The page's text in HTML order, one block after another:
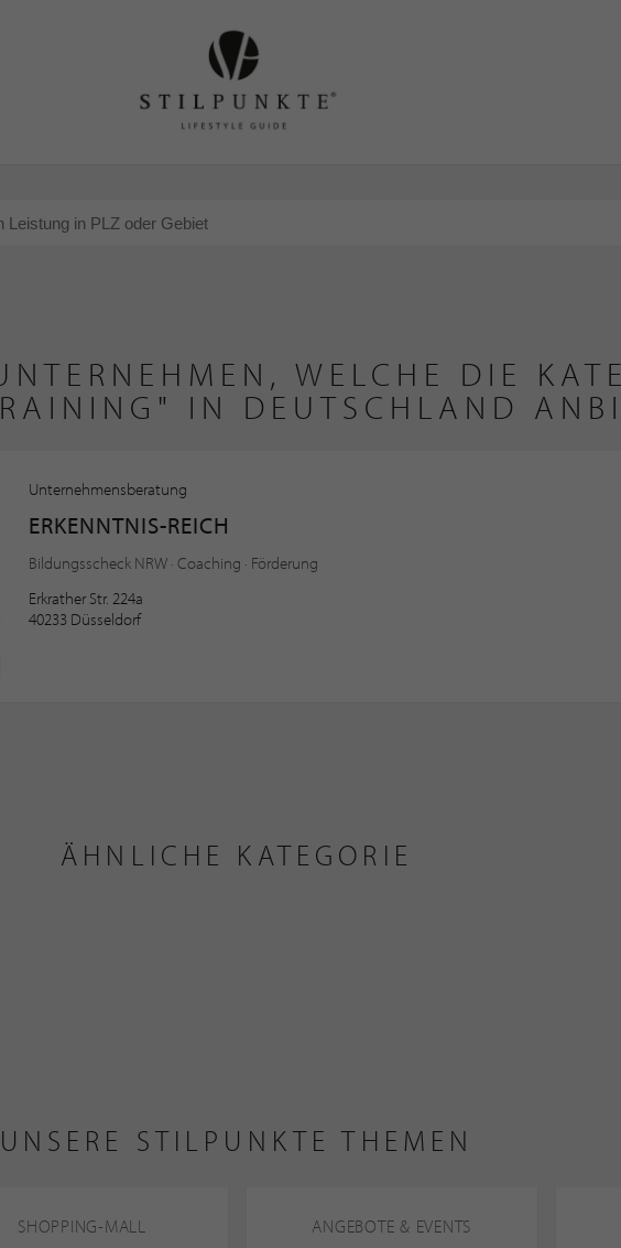
WELCHE DIE
IN DEUTSCHLAND
Unternehmensberatung
ERKENNTNIS-REICH
Bildungsscheck NRW · Coaching · Förderung
Erkrather Str. 224a
40233 Düsseldorf
ÄHNLICHE KATEGORIE
UNSERE STILPUNKTE THEMEN
SHOPPING-MALL ANGEBOTE & EVENTS